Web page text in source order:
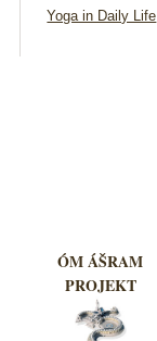
Yoga in Daily Life
ÓM ÁŠRAM
PROJEKT